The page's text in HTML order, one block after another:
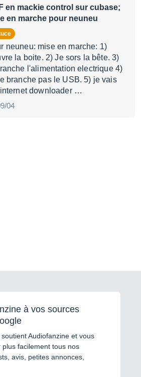
en mackie control sur cubase;
en marche pour neuneu
neuneu: mise en marche: 1)
la boite. 2) Je sors la bête. 3)
l'alimentation electrique 4)
branche pas le USB. 5) je vais
downloader …
04
à vos sources
Audiofanzine et vous
facilement tous nos
avis, petites annonces,